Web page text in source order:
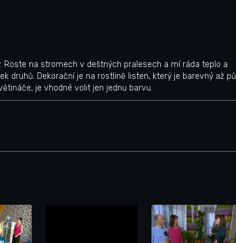
Roste na stromech v deštných pralesech a mí ráda teplo a
druhů. Dekorační je na rostlině listen, který je barevný až půl
je vhodné volit jen jednu barvu.